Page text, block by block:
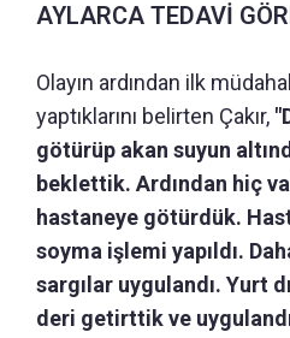
AYLARCA TEDAVİ
Olayın ardından ilk
yaptıklarını belirten Çakır,
götürüp akan suyun
beklettik. Ardından hiç
hastaneye götürdük.
soyma işlemi yapıldı.
sargılar uygulandı. Yurt
deri getirttik ve